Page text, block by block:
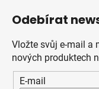
Odebírat
Vložte svůj e-mail a
nových produktech
E-mail